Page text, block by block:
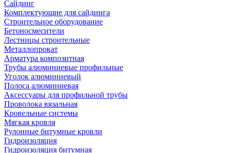
Сайдинг
Комплектующие для сайдинга
Строительное оборудование
Бетоносмесители
Лестницы строительные
Металлопрокат
Арматура композитная
Трубы алюминиевые профильные
Уголок алюминиевый
Полоса алюминиевая
Аксессуары для профильной трубы
Проволока вязальная
Кровельные системы
Мягкая кровля
Рулонные битумные кровли
Гидроизоляция
Гидроизоляция битумная